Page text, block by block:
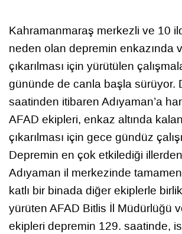
Kahramanmaraş merkezli ve 10
neden olan depremin enkazında
çıkarılması için yürütülen
gününde de canla başla sürüyor.
saatinden itibaren Adıyaman’a
AFAD ekipleri, enkaz altında
çıkarılması için gece gündüz
Depremin en çok etkilediği
Adıyaman il merkezinde
katlı bir binada diğer ekiplerle
yürüten AFAD Bitlis İl Müdürlüğü
ekipleri depremin 129. saatinde,